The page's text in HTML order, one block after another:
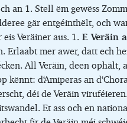
an 1. Stell ëm gewëss
gär entgéinthëlt, och
Veräiner aus. 1. E Veräin
mer awer, datt ech
All Veräin, deen ophält,
kënnt: d‘Amiperas an
déi de Veräin
Et ass och en